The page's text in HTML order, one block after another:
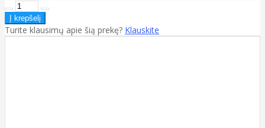
Turite klausimų apie šią prekę? Klauskite